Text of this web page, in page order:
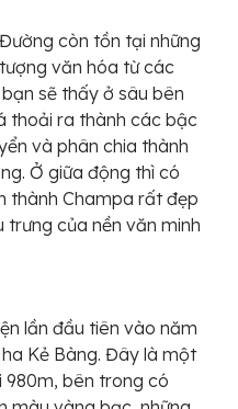
còn tồn tại những
văn hóa từ các
sẽ thấy ở sâu bên
thoải ra thành các bậc
và phân chia thành
Ở giữa động thì có
thành Champa rất đẹp
trưng của nền văn minh
lần đầu tiên vào năm
Kẻ Bàng. Đây là một
980m, bên trong có